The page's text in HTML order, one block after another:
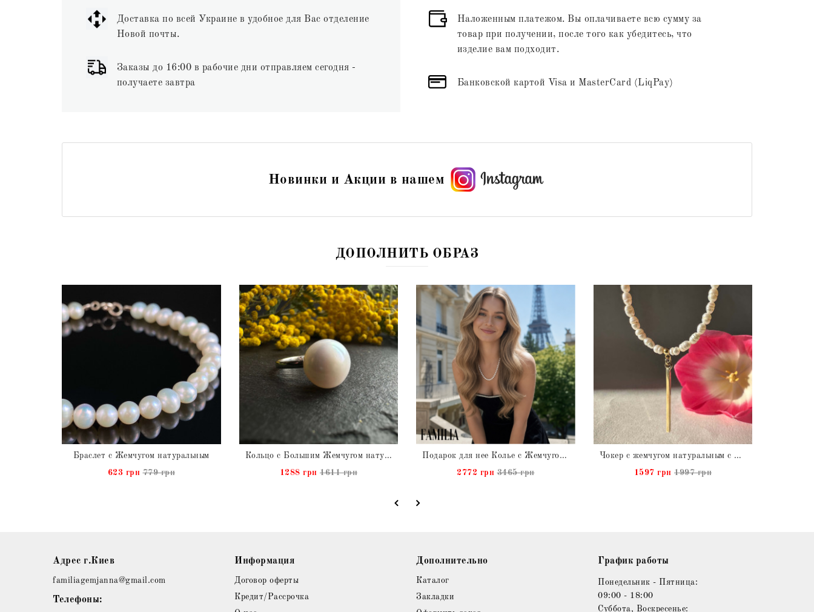
Доставка по всей Украине в удобное для Вас отделение
Новой почты.
Заказы до 16:00 в рабочие дни отправляем сегодня -
получаете завтра
Наложенным платежом. Вы оплачиваете всю сумму за
товар при получении, после того как убедитесь, что
изделие вам подходит.
Банковской картой Visa и MasterCard (LiqPay)
Новинки и Акции в нашем
ДОПОЛНИТЬ ОБРАЗ
Браслет с Жемчугом натуральным
623 грн 779 грн
Кольцо с Большим Жемчугом натуральным
1288 грн 1611 грн
Подарок для нее Колье с Жемчугом натуральным
2772 грн 3465 грн
Чокер с жемчугом натуральным с подвеской
1597 грн 1997 грн
Адрес г.Киев
familiagemjanna@gmail.com
Телефоны:
Информация
Договор оферты
Кредит/Рассрочка
Дополнительно
Каталог
Закладки
График работы
Понедельник - Пятница:
09:00 - 18:00
Суббота, Воскресенье: